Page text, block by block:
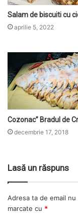
Salam de biscuiti cu
aprilie 5, 2022
Cozonac” Bradul de
decembrie 17, 2018
Lasă un răspuns
Adresa ta de email
marcate cu *